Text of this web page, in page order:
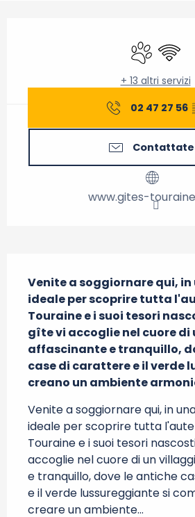
AnimaliWi-Fi
+ 13 altri servizi
02 47 27 56
www.gites-
Venite a soggiornare qui, in
ideale per scoprire tutta
Touraine e i suoi tesori
gîte vi accoglie nel cuore
affascinante e tranquillo,
case di carattere e il verde
creano un ambiente
Venite a soggiornare qui, in
ideale per scoprire tutta
Touraine e i suoi tesori
accoglie nel cuore di un
e tranquillo, dove le antiche
e il verde lussureggiante si
creare un ambiente...